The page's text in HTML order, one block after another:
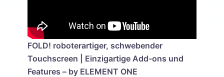
FOLD! roboterartiger, schwebender
Touchscreen | Einzigartige Add-ons und
Features – by ELEMENT ONE